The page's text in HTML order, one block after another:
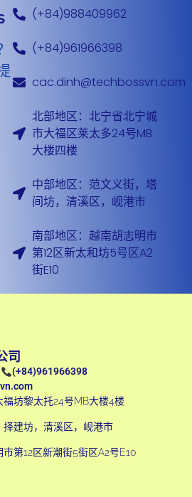
(+84)988409962
(+84)961966398
cac.dinh@techbossvn.com
北部地区：北宁省北宁城
市大福区莱太多24号MB
大楼四楼
中部地区：范文义街，塔
间坊，清溪区，岘港市
南部地区：越南胡志明市
第12区新太和坊5号区A2
街E10
司
(+84)961966398
坊黎太托24号MB大楼4楼
建坊，清溪区，岘港市
第12区新潮街5街区A2号E10